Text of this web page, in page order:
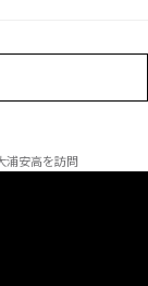
浦安高を訪問